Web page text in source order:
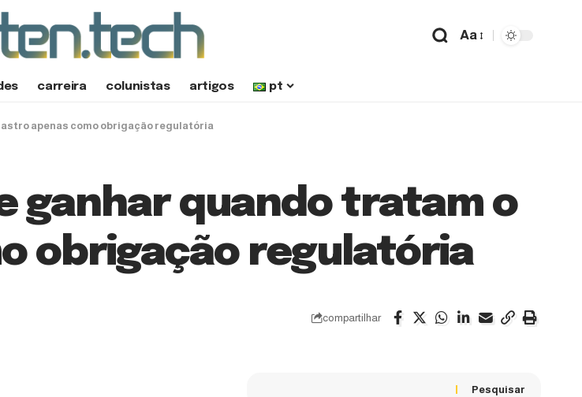
Aa
carreira colunistas artigos pt
apenas como obrigação regulatória
ganhar quando tratam o
obrigação regulatória
compartilhar
Pesquisar